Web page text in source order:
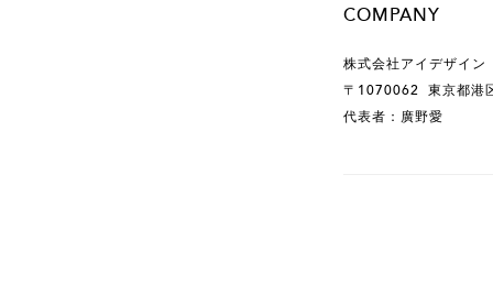
COMPANY
株式会社アイデザイン
〒1070062 東京都港
代表者：廣野愛